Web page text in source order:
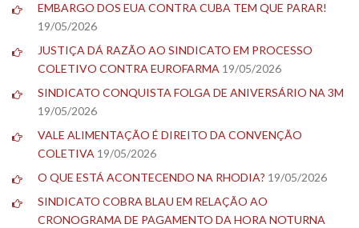
EMBARGO DOS EUA CONTRA CUBA TEM QUE PARAR!
19/05/2026
JUSTIÇA DÁ RAZÃO AO SINDICATO EM PROCESSO
COLETIVO CONTRA EUROFARMA 19/05/2026
SINDICATO CONQUISTA FOLGA DE ANIVERSÁRIO NA 3M
19/05/2026
VALE ALIMENTAÇÃO É DIREITO DA CONVENÇÃO
COLETIVA 19/05/2026
O QUE ESTÁ ACONTECENDO NA RHODIA? 19/05/2026
SINDICATO COBRA BLAU EM RELAÇÃO AO
CRONOGRAMA DE PAGAMENTO DA HORA NOTURNA